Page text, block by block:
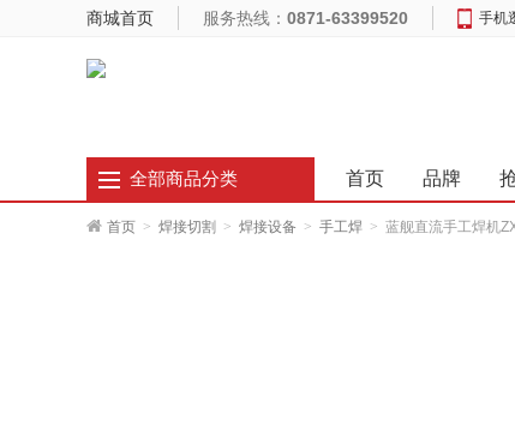
商城首页 服务热线： 0871-63399520 手机
全部商品分类 首页 品牌
首页 > 焊接切割 > 焊接设备 > 手工焊 > 蓝舰直流手工焊机